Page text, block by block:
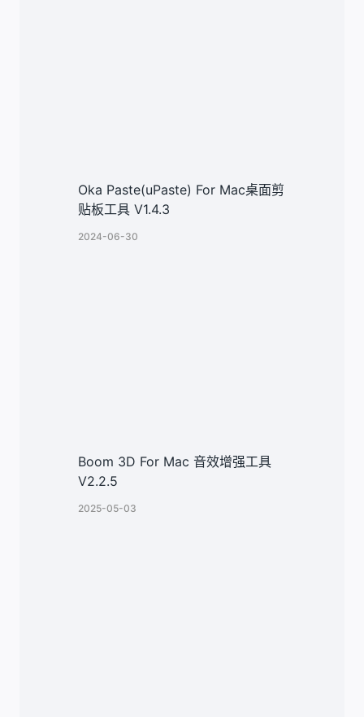
Oka Paste(uPaste) For Mac桌面剪
贴板工具 V1.4.3
2024-06-30
Boom 3D For Mac 音效增强工具
V2.2.5
2025-05-03